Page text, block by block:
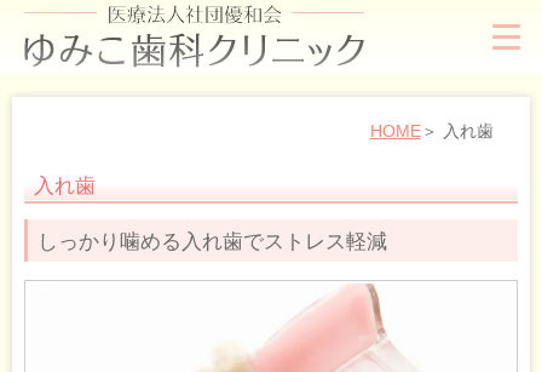
HOME 入れ歯
入れ歯
しっかり噛める入れ歯でストレス軽減